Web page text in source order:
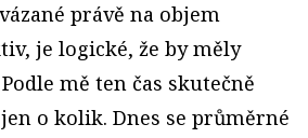
právě na objem
je logické, že by měly
mě ten čas skutečně
o kolik. Dnes se průměrné